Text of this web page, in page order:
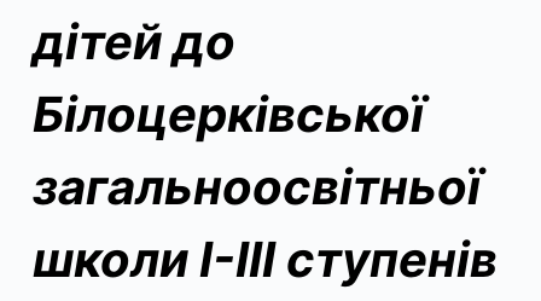
дітей до
Білоцерківської
загальноосвітньої
школи І-ІІІ ступенів